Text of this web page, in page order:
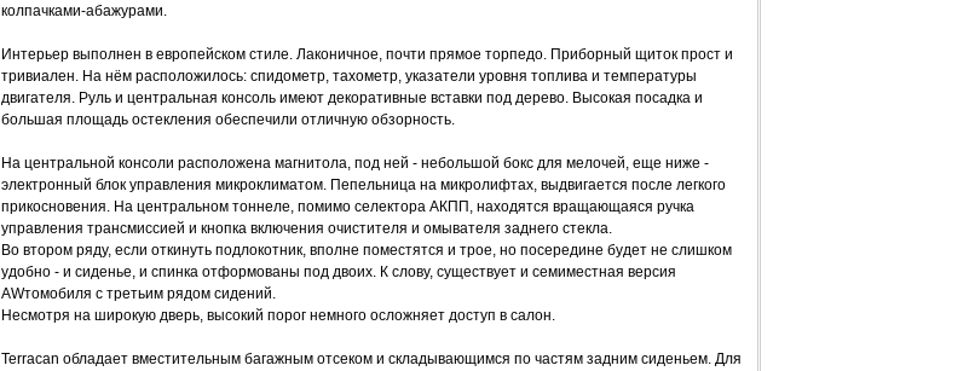
колпачками-абажурами.
Интерьер выполнен в европейском стиле. Лаконичное, почти прямое торпедо. Приборный щиток прост и
тривиален. На нём расположилось: спидометр, тахометр, указатели уровня топлива и температуры
двигателя. Руль и центральная консоль имеют декоративные вставки под дерево. Высокая посадка и
большая площадь остекления обеспечили отличную обзорность.
На центральной консоли расположена магнитола, под ней - небольшой бокс для мелочей, еще ниже -
электронный блок управления микроклиматом. Пепельница на микролифтах, выдвигается после легкого
прикосновения. На центральном тоннеле, помимо селектора АКПП, находятся вращающаяся ручка
управления трансмиссией и кнопка включения очистителя и омывателя заднего стекла.
Во втором ряду, если откинуть подлокотник, вполне поместятся и трое, но посередине будет не слишком
удобно - и сиденье, и спинка отформованы под двоих. К слову, существует и семиместная версия
AWтомобиля с третьим рядом сидений.
Несмотря на широкую дверь, высокий порог немного осложняет доступ в салон.
Terracan обладает вместительным багажным отсеком и складывающимся по частям задним сиденьем. Для